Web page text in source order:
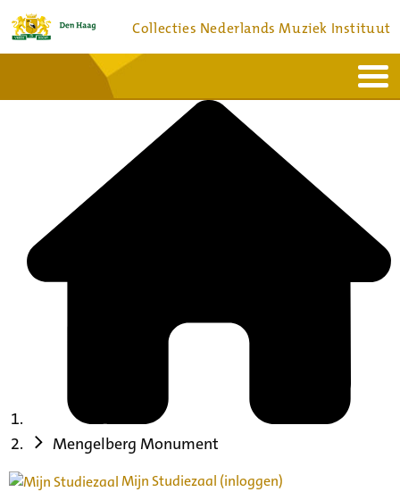
Collecties Nederlands Muziek Instituut
Bronnen en collecties
Mengelberg Monument
Mijn Studiezaal (inloggen)